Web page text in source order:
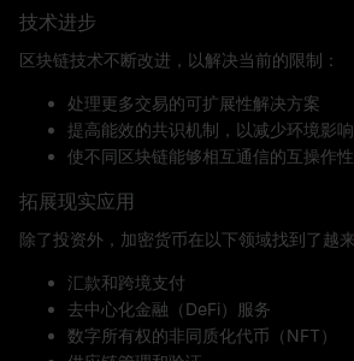
技术进步
区块链技术不断改进，以解决当前的限制：
处理更多交易的可扩展性解决方案
提高能效的共识机制，以减少环境影响
使不同区块链能够相互通信的互操作
拓展现实应用
除了投资外，加密货币在以下领域找到了越
汇款和跨境支付
去中心化金融（DeFi）服务
数字所有权的非同质化代币（NFT）